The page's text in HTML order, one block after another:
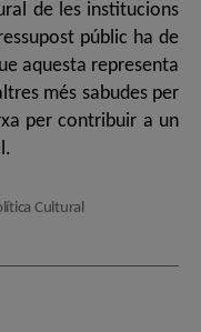
de les institucions
públic ha de
aquesta representa
més sabudes per
per contribuir a un
Cultural